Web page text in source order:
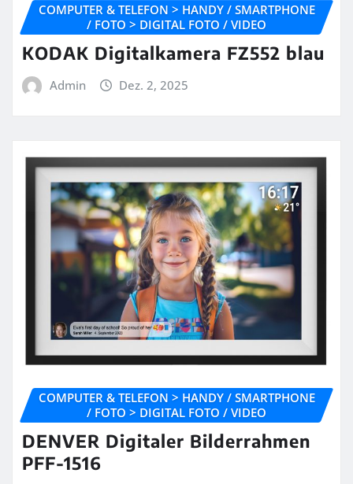
COMPUTER & TELEFON > HANDY / SMARTPHONE
/ FOTO > DIGITAL FOTO / VIDEO
KODAK Digitalkamera FZ552 blau
Admin Dez. 2, 2025
COMPUTER & TELEFON > HANDY / SMARTPHONE
/ FOTO > DIGITAL FOTO / VIDEO
DENVER Digitaler Bilderrahmen
PFF-1516